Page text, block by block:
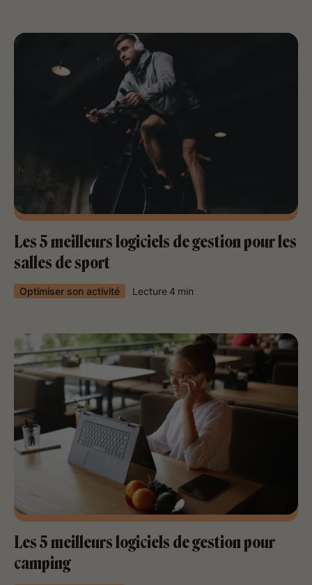
Les 5 meilleurs logiciels de gestion pour les
salles de sport
Optimiser son activité Lecture 4 min
Les 5 meilleurs logiciels de gestion pour
camping